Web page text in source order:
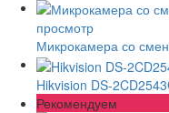
просмотр
Микрокамера со
Hikvision DS-
Рекомендуем